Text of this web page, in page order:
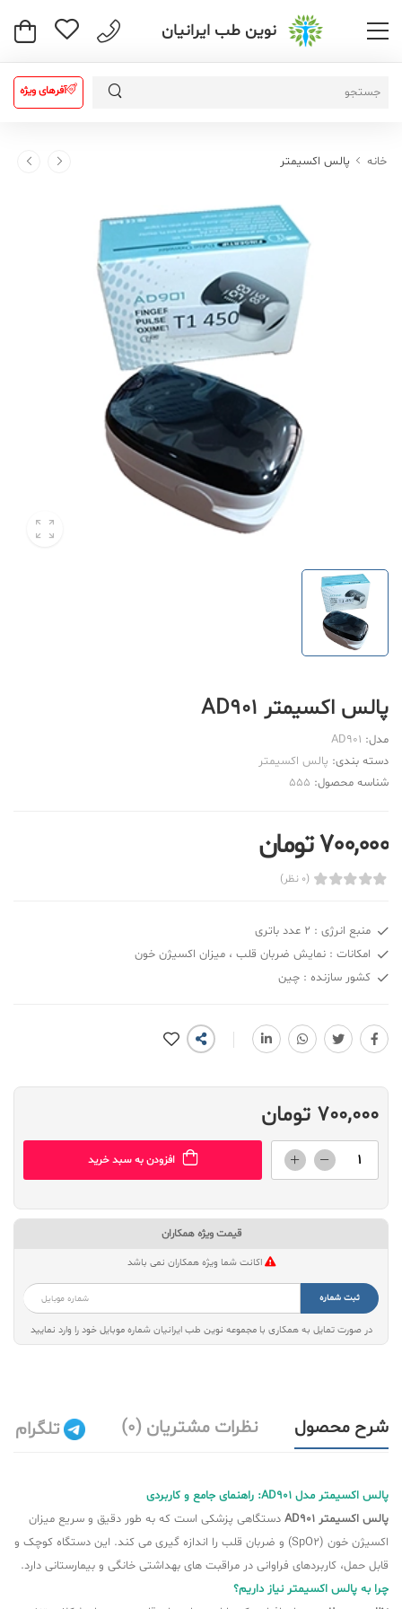
نوین طب ایرانیان
آفرهای ویژه
خانه پالس اکسیمتر
پالس اکسیمتر AD901
مدل: AD901
دسته بندی: پالس اکسیمتر
شناسه محصول: 555
700,000 تومان
(0 نظر)
منبع انرژی : 2 عدد باتری
امکانات : نمایش ضربان قلب ، میزان اکسیژن خون
کشور سازنده : چین
700,000 تومان
افزودن به سبد خرید
قیمت ویژه همکاران
اکانت شما ویژه همکاران نمی باشد
ثبت شماره
در صورت تمایل به همکاری با مجموعه نوین طب ایرانیان شماره موبایل خود را وارد نمایید
شرح محصول نظرات مشتریان (0) تلگرام
پالس اکسیمتر مدل AD901: راهنمای جامع و کاربردی
پالس اکسیمتر AD901
دستگاهی پزشکی است که به طور دقیق و سریع میزان
اکسیژن خون (SpO2) و ضربان قلب را اندازه گیری می کند. این دستگاه کوچک و
قابل حمل، کاربردهای فراوانی در مراقبت های بهداشتی خانگی و بیمارستانی دارد.
چرا به پالس اکسیمتر نیاز داریم؟